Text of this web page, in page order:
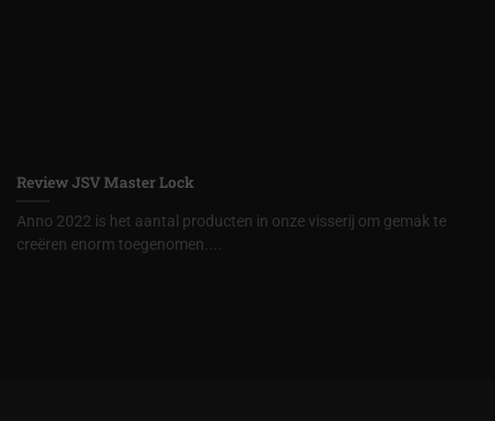
Review JSV Master Lock
Anno 2022 is het aantal producten in onze visserij om gemak te
creëren enorm toegenomen....